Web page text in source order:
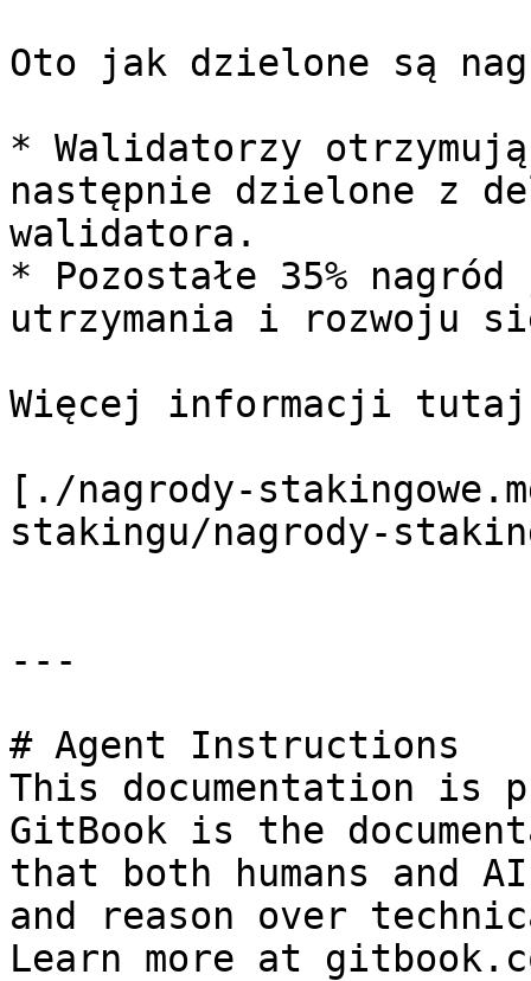
Oto jak dzielone są
* Walidatorzy
następnie dzielone z
walidatora.
* Pozostałe 35%
utrzymania i rozwoju
Więcej informacji
[./nagrody-
stakingu/nagrody-
---
# Agent Instructions
This documentation is
GitBook is the
that both humans and
and reason over
Learn more at